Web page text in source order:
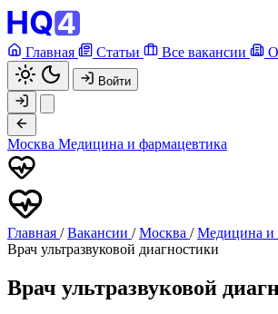
Главная Статьи Все вакансии
Войти
Москва Медицина и фармацевтика
Главная / Вакансии / Москва / Медицина и
Врач ультразвуковой диагностики
Врач ультразвуковой